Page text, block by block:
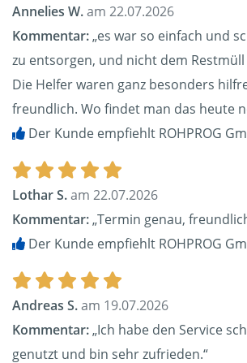
Annelies W.am 22.07.2026
Kommentar:„es war so einfach und
zu entsorgen, und nicht dem
Die Helfer waren ganz besonders
freundlich. Wo findet man das heute
Der Kunde empfiehlt ROHPROG
Lothar S.am 22.07.2026
Kommentar:„Termin genau,
Der Kunde empfiehlt ROHPROG
Andreas S.am 19.07.2026
Kommentar:„Ich habe den Service
genutzt und bin sehr zufrieden.“